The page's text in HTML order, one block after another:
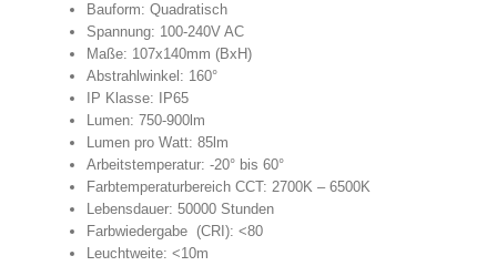
Bauform: Quadratisch
Spannung: 100-240V AC
Maße: 107x140mm (BxH)
Abstrahlwinkel: 160°
IP Klasse: IP65
Lumen: 750-900lm
Lumen pro Watt: 85lm
Arbeitstemperatur: -20° bis 60°
Farbtemperaturbereich CCT: 2700K – 6500K
Lebensdauer: 50000 Stunden
Farbwiedergabe (CRI): <80
Leuchtweite: <10m